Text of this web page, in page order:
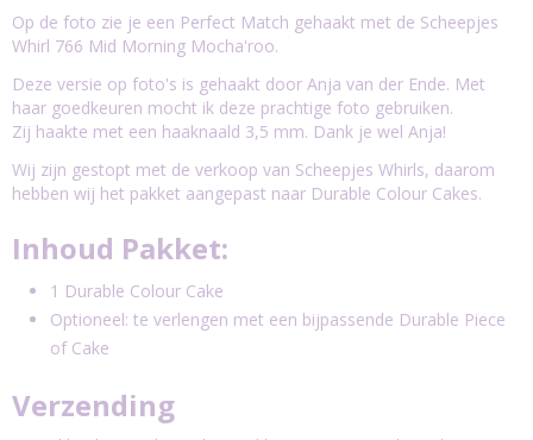
Op de foto zie je een Perfect Match gehaakt met de Scheepjes
Whirl 766 Mid Morning Mocha'roo.
Deze versie op foto's is gehaakt door Anja van der Ende. Met
haar goedkeuren mocht ik deze prachtige foto gebruiken.
Zij haakte met een haaknaald 3,5 mm. Dank je wel Anja!
Wij zijn gestopt met de verkoop van Scheepjes Whirls, daarom
hebben wij het pakket aangepast naar Durable Colour Cakes.
Inhoud Pakket:
1 Durable Colour Cake
Optioneel: te verlengen met een bijpassende Durable Piece
of Cake
Verzending